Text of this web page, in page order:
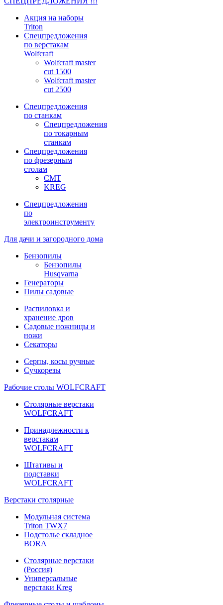
Акция на наборы
Triton
Спецпредложения
по верстакам
Wolfcraft
Wolfcraft master
cut 1500
Wolfcraft master
cut 2500
Спецпредложения
по станкам
Спецпредложения
по токарным
станкам
Спецпредложения
по фрезерным
столам
CMT
KREG
Спецпредложения
по
электроинструменту
Для дачи и загородного дома
Бензопилы
Бензопилы
Husqvarna
Генераторы
Пилы садовые
Распиловка и
хранение дров
Садовые ножницы и
ножи
Секаторы
Серпы, косы ручные
Сучкорезы
Рабочие столы WOLFCRAFT
Столярные верстаки
WOLFCRAFT
Принадлежности к
верстакам
WOLFCRAFT
Штативы и
подставки
WOLFCRAFT
Верстаки столярные
Модульная система
Triton TWX7
Подстолье складное
BORA
Столярные верстаки
(Россия)
Универсальные
верстаки Kreg